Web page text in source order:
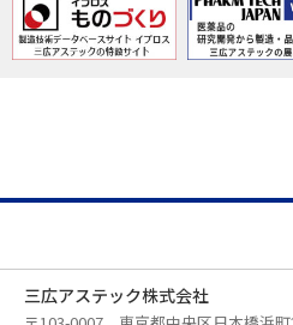
三広アステック株式会社